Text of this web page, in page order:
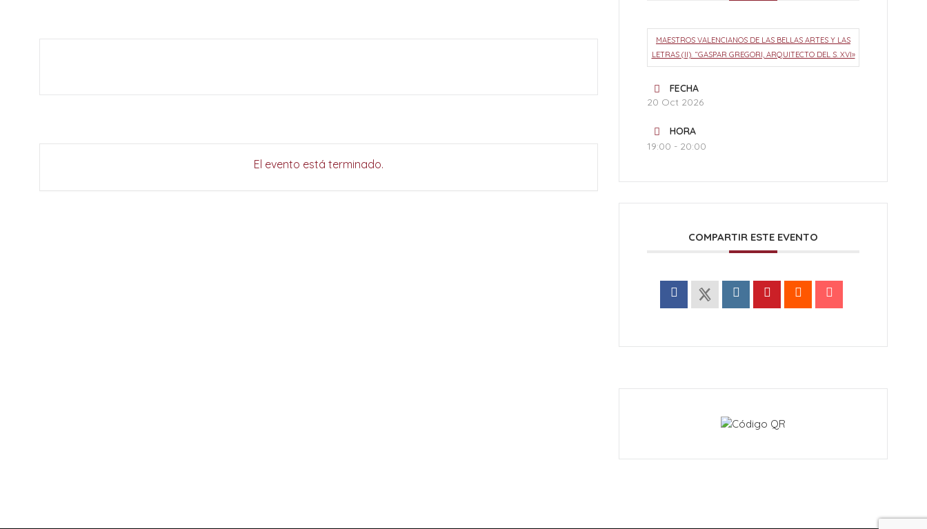
El evento está terminado.
MAESTROS VALENCIANOS DE LAS BELLAS ARTES Y LAS
LETRAS (II). “GASPAR GREGORI, ARQUITECTO DEL S. XVI»
FECHA
20 Oct 2026
HORA
19:00 - 20:00
COMPARTIR ESTE EVENTO